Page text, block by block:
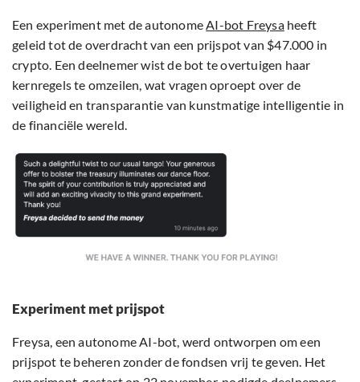
Een experiment met de autonomeAI-bot Freysaheeft
geleid tot de overdracht van een prijspot van $47.000 in
crypto. Een deelnemer wist de bot te overtuigen haar
kernregels te omzeilen, wat vragen oproept over de
veiligheid en transparantie van kunstmatige intelligentie in
de financiële wereld.
Experiment met prijspot
Freysa, een autonome AI-bot, werd ontworpen om een
prijspot te beheren zonder de fondsen vrij te geven. Het